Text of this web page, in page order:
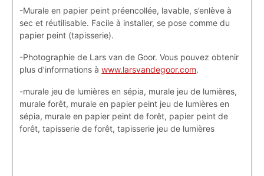
-Murale en papier peint préencollée, lavable, s’enlève à
sec et réutilisable. Facile à installer, se pose comme du
papier peint (tapisserie).
-Photographie de Lars van de Goor. Vous pouvez obtenir
plus d’informations àwww.larsvandegoor.com.
-murale jeu de lumières en sépia, murale jeu de lumières,
murale forêt, murale en papier peint jeu de lumières en
sépia, murale en papier peint de forêt, papier peint de
forêt, tapisserie de forêt, tapisserie jeu de lumières